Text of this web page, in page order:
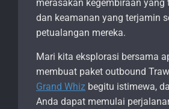
merasakan kegembiraan yang
dan keamanan yang terjamin
petualangan mereka.
Mari kita eksplorasi bersama
membuat paket outbound
Grand Whiz begitu istimewa,
Anda dapat memulai